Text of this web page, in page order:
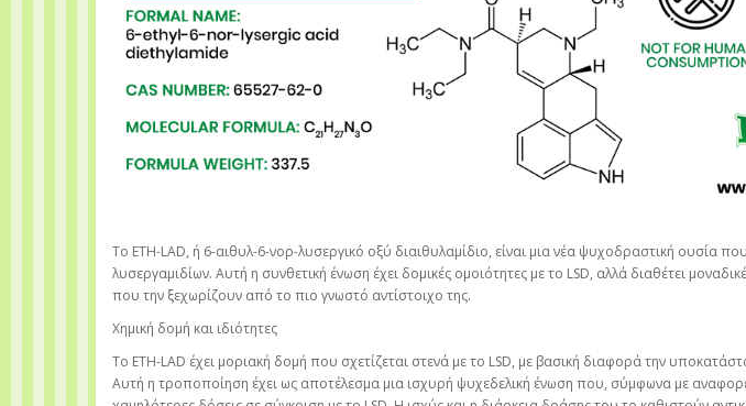
Το ETH-LAD, ή 6-αιθυλ-6-νορ-λυσεργικό οξύ διαιθυλαμίδιο, είναι μια νέα ψυχοδραστική ουσία
λυσεργαμιδίων. Αυτή η συνθετική ένωση έχει δομικές ομοιότητες με το LSD, αλλά διαθέτει
που την ξεχωρίζουν από το πιο γνωστό αντίστοιχο της.
Χημική δομή και ιδιότητες
Το ETH-LAD έχει μοριακή δομή που σχετίζεται στενά με το LSD, με βασική διαφορά την
Αυτή η τροποποίηση έχει ως αποτέλεσμα μια ισχυρή ψυχεδελική ένωση που, σύμφωνα με